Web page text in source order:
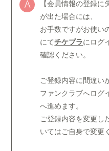
CALENDAR
A
【会員情報の登録
が出た場合には、
お手数ですがお使い
にてチケプラにログ
確認ください。
ご登録内容に間違い
ファンクラブへログ
へ進めます。
ご登録内容を変更し
いてはご自身で変更